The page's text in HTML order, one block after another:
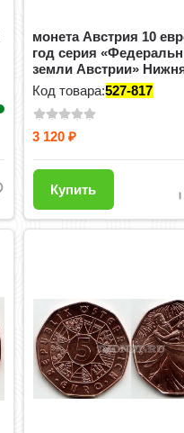
монета Австрия 10
год серия
земли Австрии»
Авс...
Код товара:527-817
3 120₽
Купить